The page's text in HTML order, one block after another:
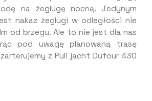
na żeglugę nocną. Jedynym
nakaz żeglugi w odległości nie
od brzegu. Ale to nie jest dla nas
pod uwagę planowaną trasę
z Puli jacht Dufour 430